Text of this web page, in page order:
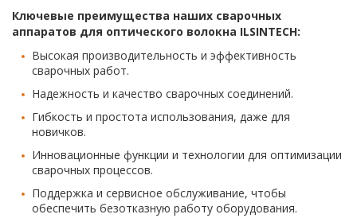
Ключевые преимущества наших сварочных
аппаратов для оптического волокна ILSINTECH:
Высокая производительность и эффективность
сварочных работ.
Надежность и качество сварочных соединений.
Гибкость и простота использования, даже для
новичков.
Инновационные функции и технологии для оптимизации
сварочных процессов.
Поддержка и сервисное обслуживание, чтобы
обеспечить безотказную работу оборудования.